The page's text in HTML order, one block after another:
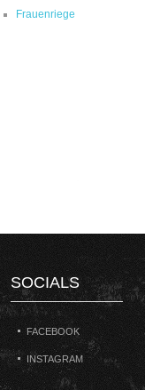
Frauenriege
SOCIALS
FACEBOOK
INSTAGRAM